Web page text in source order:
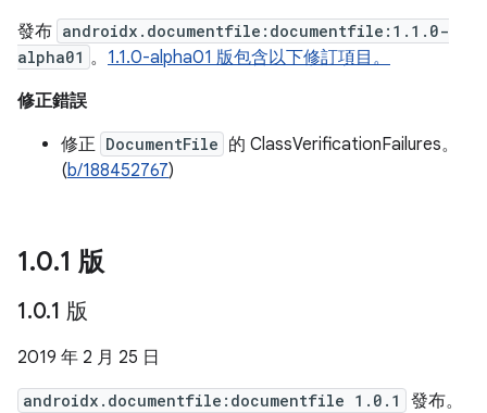
發布 androidx.documentfile:documentfile:1.1.0-
alpha01 。 1.1.0-alpha01 版包含以下修訂項目。
修正錯誤
修正 DocumentFile 的 ClassVerificationFailures。
(b/188452767)
1.0.1 版
1.0.1 版
2019 年 2 月 25 日
androidx.documentfile:documentfile 1.0.1
發布。